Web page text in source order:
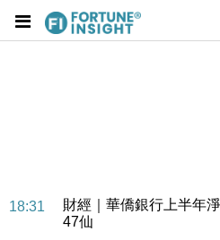
18:31
財經｜華僑銀行上半年
47仙